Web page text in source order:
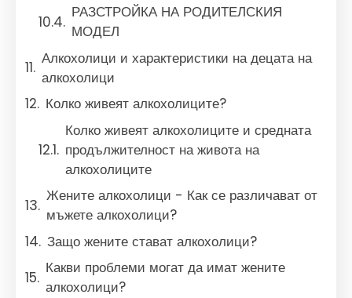
РАЗСТРОЙКА НА РОДИТЕЛСКИЯ
МОДЕЛ
Алкохолици и характеристики на децата на
алкохолици
Колко живеят алкохолиците?
Колко живеят алкохолиците и средната
продължителност на живота на
алкохолиците
Жените алкохолици - Как се различават от
мъжете алкохолици?
Защо жените стават алкохолици?
Какви проблеми могат да имат жените
алкохолици?